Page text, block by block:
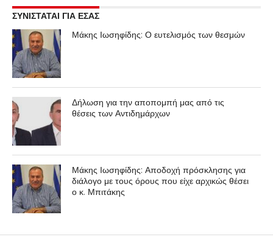
ΣΥΝΙΣΤΑΤΑΙ ΓΙΑ ΕΣΑΣ
Μάκης Ιωσηφίδης: Ο ευτελισμός των θεσμών
Δήλωση για την αποπομπή μας από τις
θέσεις των Αντιδημάρχων
Μάκης Ιωσηφίδης: Αποδοχή πρόσκλησης για
διάλογο με τους όρους που είχε αρχικώς θέσει
ο κ. Μπιτάκης